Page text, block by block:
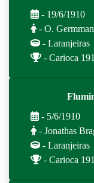
- 19/6/1910
- O. Germman
- Laranjeiras
- Carioca
- 5/6/1910
- Jonathas
- Laranjeiras
- Carioca